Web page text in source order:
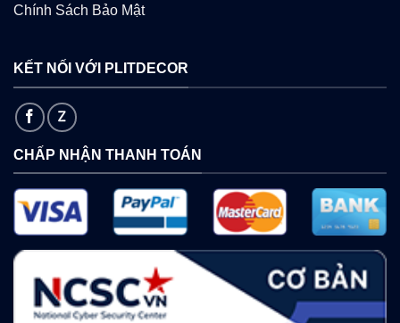
Chính Sách Bảo Mật
KẾT NỐI VỚI PLITDECOR
CHẤP NHẬN THANH TOÁN